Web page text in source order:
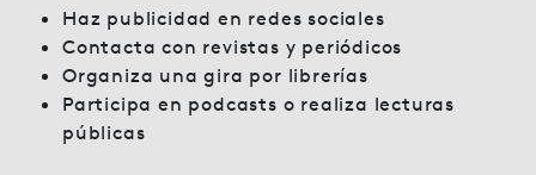
Haz publicidad en redes sociales
Contacta con revistas y periódicos
Organiza una gira por librerías
Participa en podcasts o realiza lecturas
públicas